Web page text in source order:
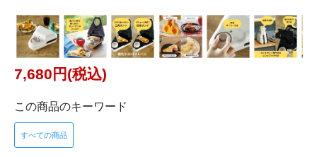
7,680円(税込)
この商品のキーワード
すべての商品